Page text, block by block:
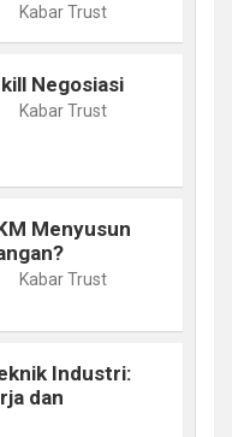
Kabar Trust
Negosiasi
Kabar Trust
Menyusun
Kabar Trust
Industri:
dan